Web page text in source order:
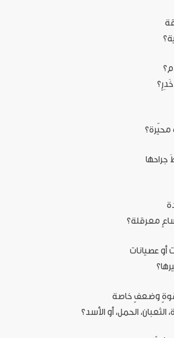
معرقلة؟
أو عصيانات
وضعفٍ خاصة
الثعبان، الحمل، أو الأسد؟